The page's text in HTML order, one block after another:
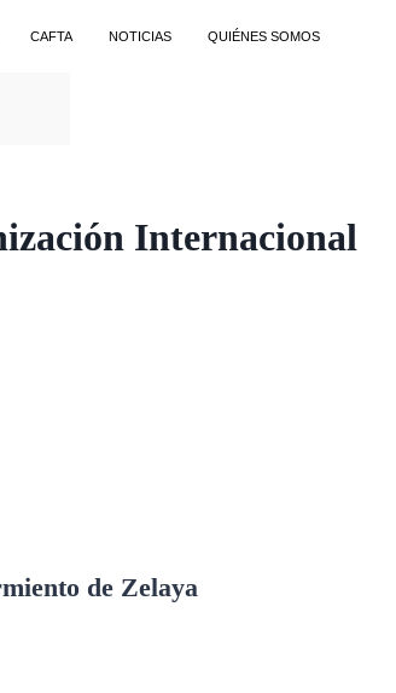
CAFTA NOTICIAS QUIÉNES SOMOS
Internacional
de Zelaya